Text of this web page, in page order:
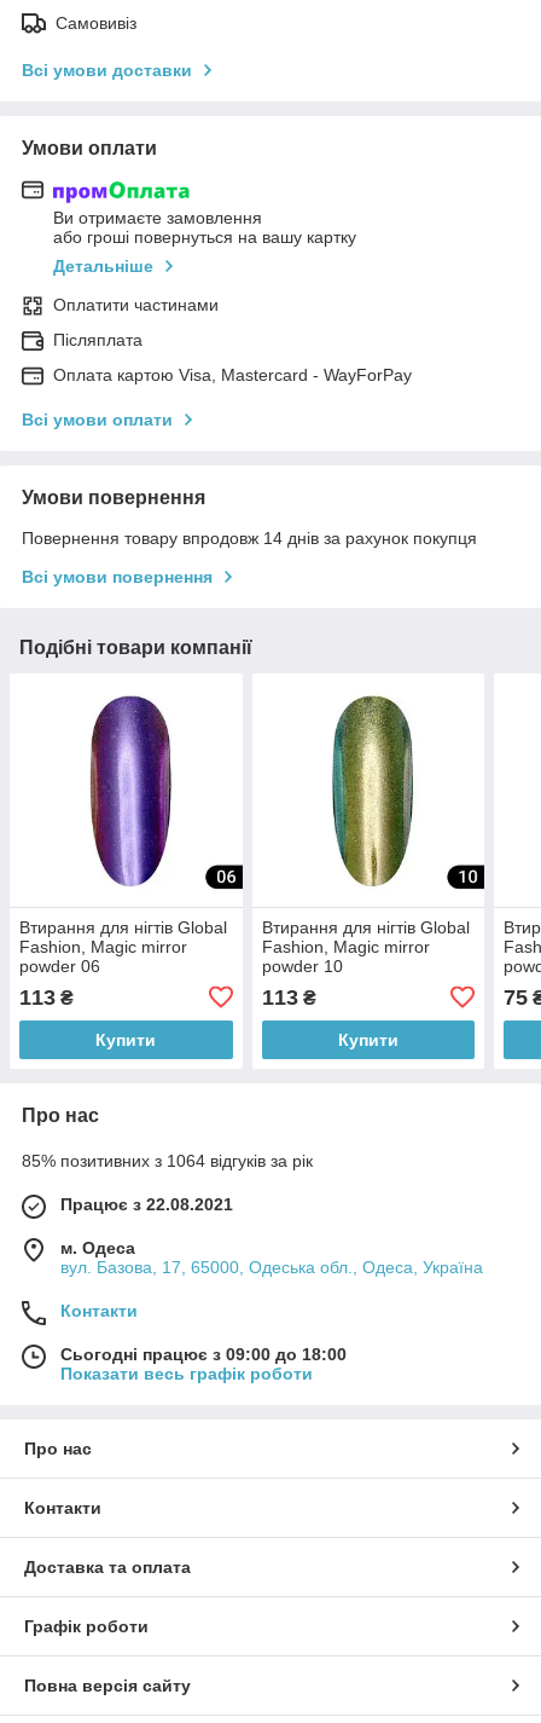
Самовивіз
Всі умови доставки
Умови оплати
Ви отримаєте замовлення
або гроші повернуться на вашу картку
Детальніше
Оплатити частинами
Післяплата
Оплата картою Visa, Mastercard - WayForPay
Всі умови оплати
Умови повернення
Повернення товару впродовж 14 днів за рахунок покупця
Всі умови повернення
Подібні товари компанії
Втирання для нігтів Global
Fashion, Magic mirror
powder 06
113 ₴
Купити
Втирання для нігтів Global
Fashion, Magic mirror
powder 10
113₴
Купити
75
Про нас
85% позитивних з 1064 відгуків за рік
Працює з 22.08.2021
м. Одеса
вул. Базова, 17, 65000, Одеська обл., Одеса, Україна
Контакти
Сьогодні працює з 09:00 до 18:00
Показати весь графік роботи
Про нас
Контакти
Доставка та оплата
Графік роботи
Повна версія сайту